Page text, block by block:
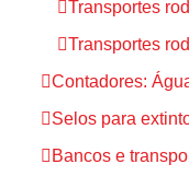
Transportes
Transportes
Contadores:
Selos para
Bancos e